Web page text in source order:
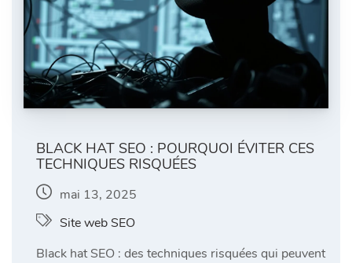
BLACK HAT SEO : POURQUOI ÉVITER CES
TECHNIQUES RISQUÉES
mai 13, 2025
Site web SEO
Black hat SEO : des techniques risquées qui peuvent